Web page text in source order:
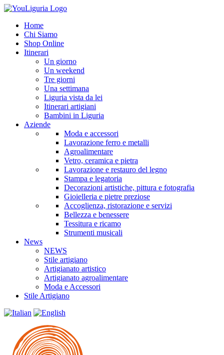
Home
Chi Siamo
Shop Online
Itinerari
Un giorno
Un weekend
Tre giorni
Una settimana
Liguria vista da lei
Itinerari artigiani
Bambini in Liguria
Aziende
Moda e accessori
Lavorazione ferro e metalli
Agroalimentare
Vetro, ceramica e pietra
Lavorazione e restauro del legno
Stampa e legatoria
Decorazioni artistiche, pittura e fotografia
Gioielleria e pietre preziose
Accoglienza, ristorazione e servizi
Bellezza e benessere
Tessitura e ricamo
Strumenti musicali
News
NEWS
Stile artigiano
Artigianato artistico
Artigianato agroalimentare
Moda e Accessori
Stile Artigiano